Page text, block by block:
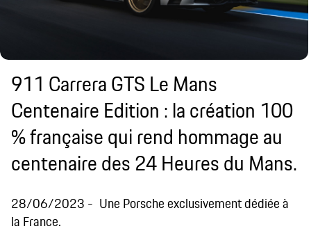
911 Carrera GTS Le Mans
Centenaire Edition : la création 100
% française qui rend hommage au
centenaire des 24 Heures du Mans.
28/06/2023
Une Porsche exclusivement dédiée à
la France.